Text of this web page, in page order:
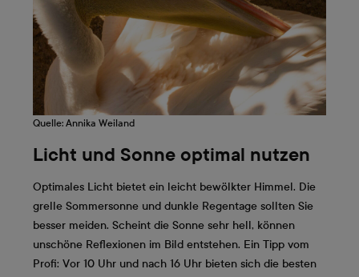
Quelle: Annika Weiland
Licht und Sonne optimal nutzen
Optimales Licht bietet ein leicht bewölkter Himmel. Die
grelle Sommersonne und dunkle Regentage sollten Sie
besser meiden. Scheint die Sonne sehr hell, können
unschöne Reflexionen im Bild entstehen. Ein Tipp vom
Profi: Vor 10 Uhr und nach 16 Uhr bieten sich die besten